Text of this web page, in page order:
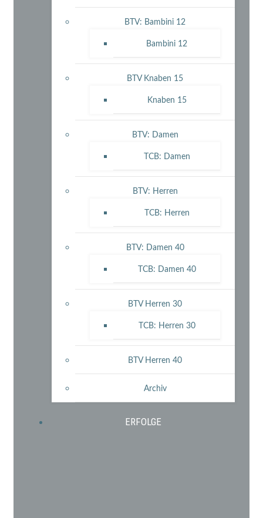
BTV: Bambini 12
Bambini 12
BTV Knaben 15
Knaben 15
BTV: Damen
TCB: Damen
BTV: Herren
TCB: Herren
BTV: Damen 40
TCB: Damen 40
BTV Herren 30
TCB: Herren 30
BTV Herren 40
Archiv
ERFOLGE